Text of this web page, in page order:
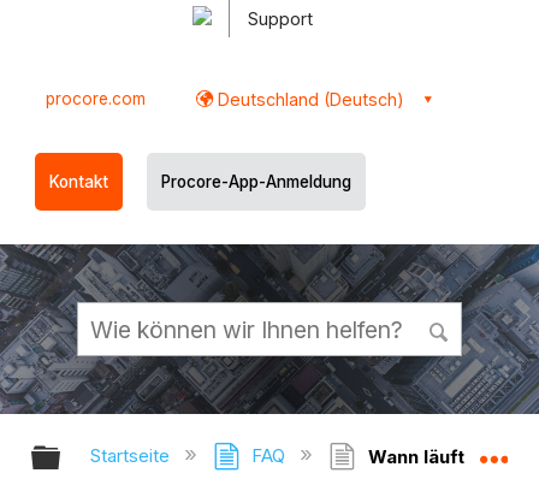
Support
procore.com Deutschland (Deutsch)
Kontakt Procore-App-Anmeldung
Globale Hierarchie auf- und
Startseite FAQ Wann läuft meine